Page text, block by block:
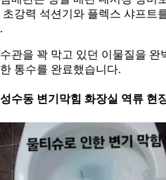
초강력 석션기와 플렉스 샤프트
관을 꽉 막고 있던 이물질을 완
통수를 완료했습니다.
수동 변기막힘 화장실 역류 현